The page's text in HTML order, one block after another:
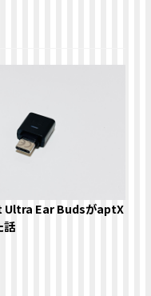
Ear BudsがaptX
話